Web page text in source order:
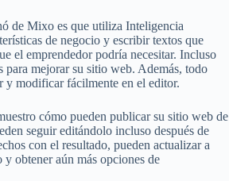
de Mixo es que utiliza Inteligencia
de negocio y escribir textos que
el emprendedor podría necesitar. Incluso
para mejorar su sitio web. Además, todo
y modificar fácilmente en el editor.
cómo pueden publicar su sitio web de
seguir editándolo incluso después de
con el resultado, pueden actualizar a
y obtener aún más opciones de